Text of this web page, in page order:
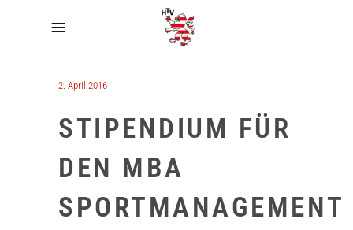
2. April 2016
STIPENDIUM FÜR
DEN MBA
SPORTMANAGEMENT